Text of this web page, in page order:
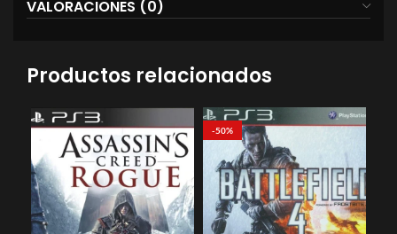
VALORACIONES (0)
Productos relacionados
-50%